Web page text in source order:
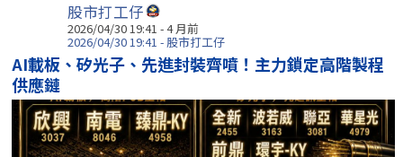
股市打工仔
2026/04/30 19:41 - 4 月前
2026/04/30 19:41 - 股市打工仔
AI載板、矽光子、先進封裝齊噴！主力鎖定高階製程
供應鏈